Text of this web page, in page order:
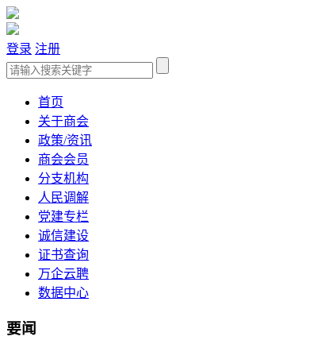
登录 注册
首页
关于商会
政策/资讯
商会会员
分支机构
人民调解
党建专栏
诚信建设
证书查询
万企云聘
数据中心
要闻